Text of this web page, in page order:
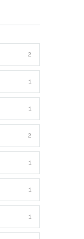
2
1
1
2
1
1
1